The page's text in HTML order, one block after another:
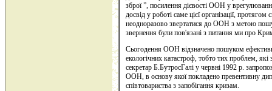
зброї ”, посилення дієвості ООН у
досвід у роботі саме цієї організації,
неодноразово звертатися до ООН з метою
звернення були пов'язані з питання ми про
Сьогодення ООН відзначено пошуком
екологічних катастроф, тобто тих проблем,
секретар Б.БутросГалі у червні 1992 р.
ООН, в основу якої покладено превентивну
співтовариства з запобігання кризам.